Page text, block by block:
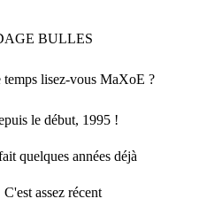
BULLES
lisez-vous MaXoE ?
le début, 1995 !
quelques années déjà
C'est assez récent